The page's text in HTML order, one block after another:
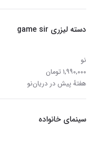
دسته لیزری game sir
نو
۱,۹۹۰,۰۰۰ تومان
هفتهٔ پیش در دریان‌نو
سینمای خانواده